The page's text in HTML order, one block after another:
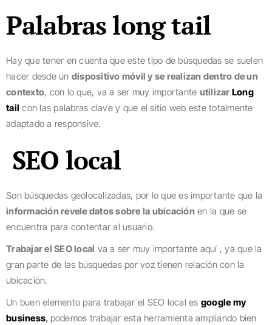
Palabras long tail
Hay que tener en cuenta que este tipo de búsquedas se suelen
hacer desde un dispositivo móvil y se realizan dentro de un
contexto, con lo que, va a ser muy importante utilizar Long
tail con las palabras clave y que el sitio web este totalmente
adaptado a responsive.
SEO local
Son búsquedas geolocalizadas, por lo que es importante que la
información revele datos sobre la ubicaciónen la que se
encuentra para contentar al usuario.
Trabajar el SEO local va a ser muy importante aquí , ya que la
gran parte de las búsquedas por voz tienen relación con la
ubicación.
Un buen elemento para trabajar el SEO local es google my
business, podemos trabajar esta herramienta ampliando bien